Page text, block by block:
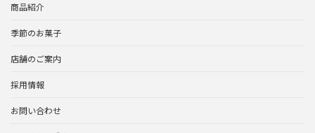
商品紹介
季節のお菓子
店舗のご案内
採用情報
お問い合わせ